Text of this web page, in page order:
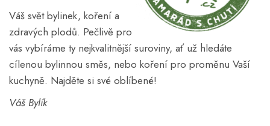
Váš svět bylinek, koření a
zdravých plodů. Pečlivě pro
vás vybíráme ty nejkvalitnější suroviny, ať už hledáte
cílenou bylinnou směs, nebo koření pro proměnu Vaší
kuchyně. Najděte si své oblíbené!
Váš Bylík